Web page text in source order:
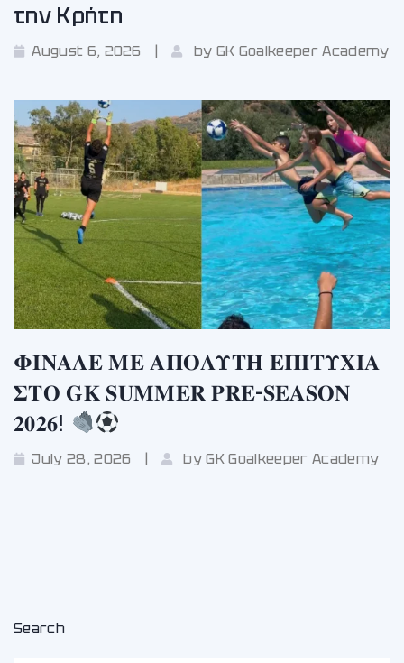
την Κρήτη
August 6, 2026 by GK Goalkeeper Academy
𝚽𝚰𝚴𝚨𝚲𝚬 𝚳𝚬 𝚨𝚷𝚶𝚲𝚼𝚻𝚮 𝚬𝚷𝚰𝚻𝚼𝚾𝚰𝚨
𝚺𝚻𝚶 𝐆𝐊 𝐒𝐔𝐌𝐌𝐄𝐑 𝐏𝐑𝐄-𝐒𝐄𝐀𝐒𝐎𝐍
𝟐𝟎𝟐𝟔!
July 28, 2026 byGK Goalkeeper Academy
Search